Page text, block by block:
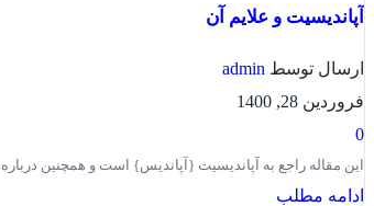
آپاندیسیت و علایم آن
ارسال توسط admin
فروردین 28, 1400
0
این مقاله راجع به آپاندیسیت {آپاندیس} است و همچنین
ادامه مطلب